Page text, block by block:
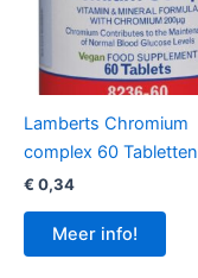
Lamberts Chromium
complex 60 Tabletten
€ 0,34
Meer info!